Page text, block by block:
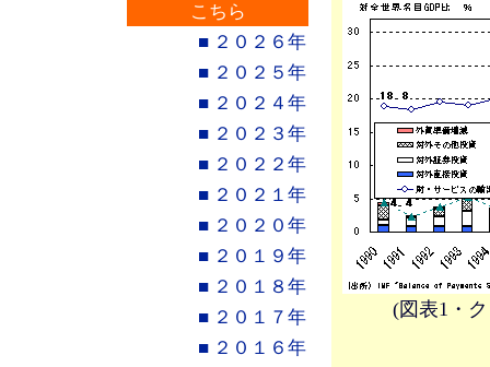
こちら
■ ２０２６年
■ ２０２５年
■ ２０２４年
■ ２０２３年
■ ２０２２年
■ ２０２１年
■ ２０２０年
■ ２０１９年
■ ２０１８年
■ ２０１７年
■ ２０１６年
(図表1・